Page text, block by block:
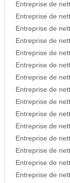
Entreprise de
Entreprise de
Entreprise de
Entreprise de
Entreprise de
Entreprise de
Entreprise de
Entreprise de
Entreprise de
Entreprise de
Entreprise de
Entreprise de
Entreprise de
Entreprise de
Entreprise de